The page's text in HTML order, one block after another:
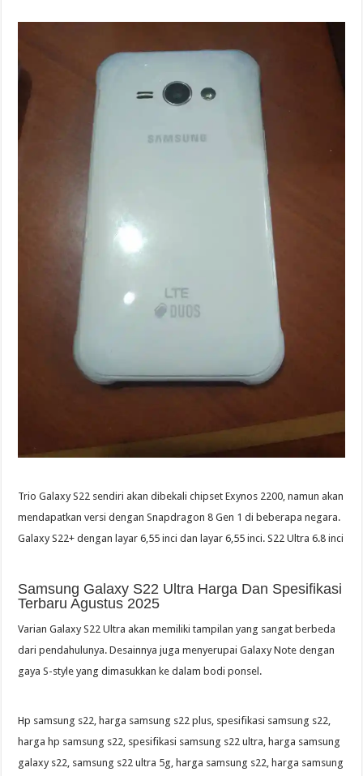
Trio Galaxy S22 sendiri akan dibekali chipset Exynos 2200, namun akan
mendapatkan versi dengan Snapdragon 8 Gen 1 di beberapa negara.
Galaxy S22+ dengan layar 6,55 inci dan layar 6,55 inci. S22 Ultra 6.8 inci
Samsung Galaxy S22 Ultra Harga Dan Spesifikasi
Terbaru Agustus 2025
Varian Galaxy S22 Ultra akan memiliki tampilan yang sangat berbeda
dari pendahulunya. Desainnya juga menyerupai Galaxy Note dengan
gaya S-style yang dimasukkan ke dalam bodi ponsel.
Hp samsung s22, harga samsung s22 plus, spesifikasi samsung s22,
harga hp samsung s22, spesifikasi samsung s22 ultra, harga samsung
galaxy s22, samsung s22 ultra 5g, harga samsung s22, harga samsung